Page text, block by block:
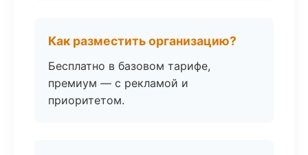
Как разместить организацию?
Бесплатно в базовом тарифе,
премиум — с рекламой и
приоритетом.